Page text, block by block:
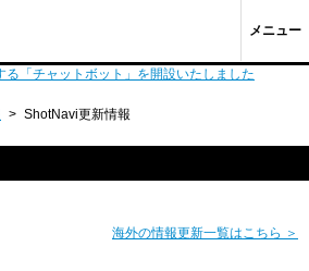
メニュー
る「チャットボット」を開設いたしました
> ShotNavi更新情報
海外の情報更新一覧はこちら ＞